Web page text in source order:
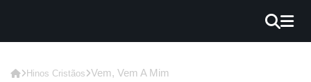
Hinos Cristãos Vem, Vem A Mim